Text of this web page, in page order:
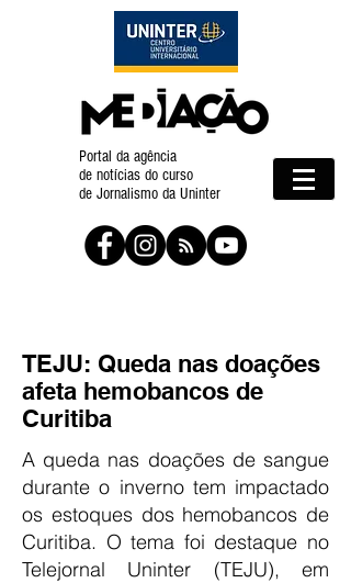
Portal da agência
de notícias do curso
de Jornalismo da Uninter
TEJU: Queda nas doações
afeta hemobancos de
Curitiba
A queda nas doações de sangue
durante o inverno tem impactado
os estoques dos hemobancos de
Curitiba. O tema foi destaque no
Telejornal Uninter (TEJU), em